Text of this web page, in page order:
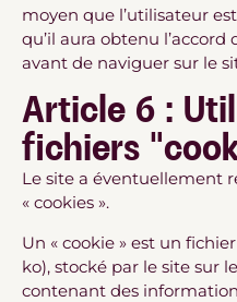
moyen que l’utilisateur
qu’il aura obtenu
avant de naviguer sur le
Article 6 :
fichiers
Le site a éventuellement
« cookies ».
Un « cookie » est un
ko), stocké par le site sur
contenant des